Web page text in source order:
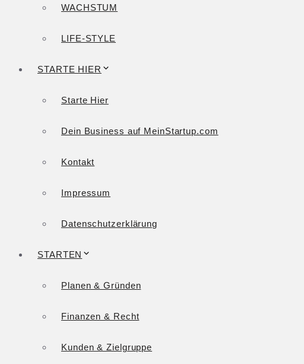
WACHSTUM
LIFE-STYLE
STARTE HIER
Starte Hier
Dein Business auf MeinStartup.com
Kontakt
Impressum
Datenschutzerklärung
STARTEN
Planen & Gründen
Finanzen & Recht
Kunden & Zielgruppe